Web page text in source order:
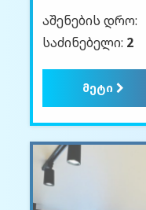
აშენების დრო:
საძინებელი: 2
მეტი